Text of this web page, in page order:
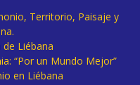
Territorio, Paisaje y
Liébana
“Por un Mundo Mejor”
en Liébana